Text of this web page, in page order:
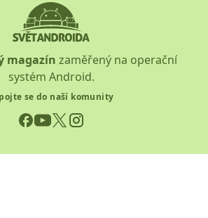
magazín zaměřený na operační
systém Android.
se do naší komunity